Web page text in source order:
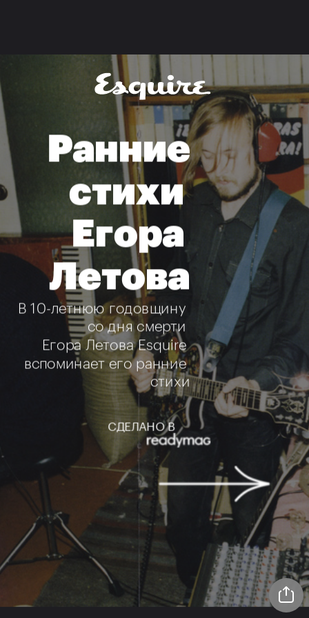
Ранние
стихи
Егора
Летова
СДЕЛАНО В
В 10-летнюю годовщину
со дня смерти
Егора Летова Esquire
вспоминает его ранние
стихи